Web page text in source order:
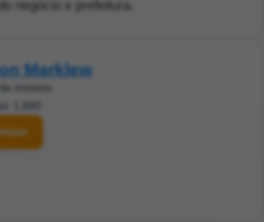
negócio e prefeitura.
Marklew
imóveis
1.685